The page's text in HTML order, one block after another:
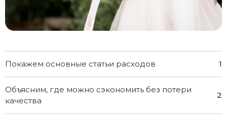
Покажем основные статьи расходов 1
Объясним, где можно сэкономить без потери
качества
2